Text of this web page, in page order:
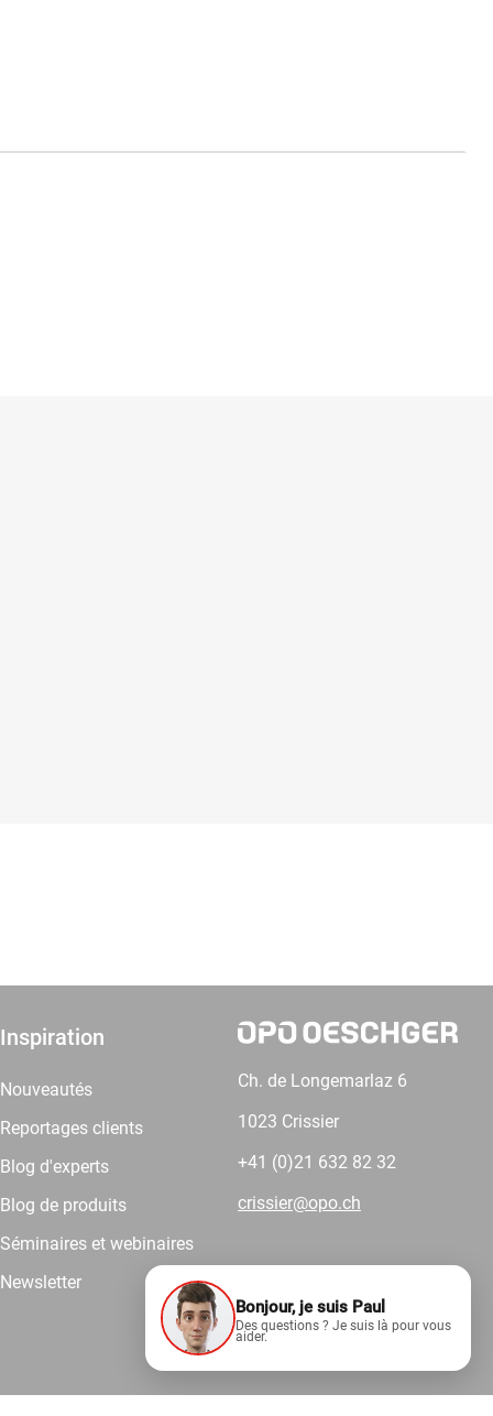
Inspiration
Nouveautés
Reportages clients
Blog d'experts
Blog de produits
Séminaires et webinaires
Newsletter
Ch. de Longemarlaz 6
1023 Crissier
+41 (0)21 632 82 32
crissier@opo.ch
Comptez sur nous.
Bonjour, je suis Paul
Des questions ? Je suis là pour vous
aider.